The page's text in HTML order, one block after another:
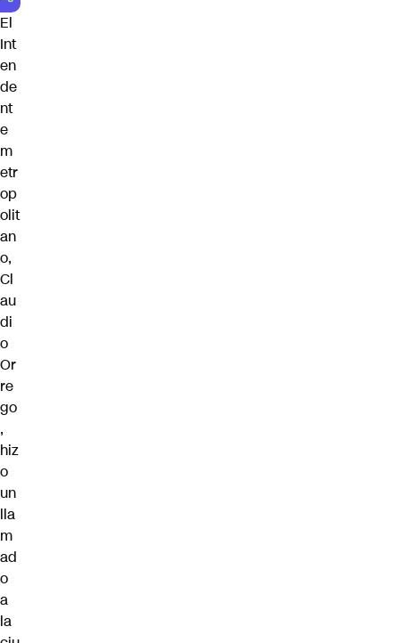
El
Int
en
de
nt
e
m
etr
op
olit
an
o,
Cl
au
di
o
Or
re
go
,
hiz
o
un
lla
m
ad
o
a
la